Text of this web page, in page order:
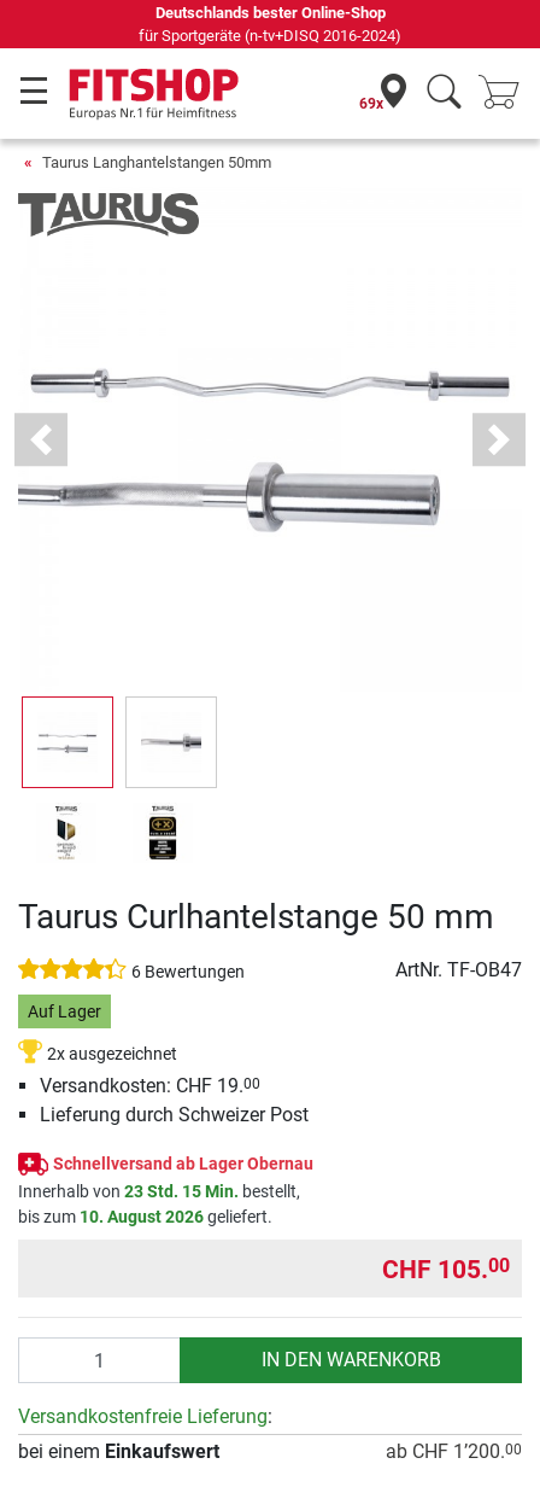
Seit 42 Jahren Ihr Experte für Heimfitness
69x
Taurus Langhantelstangen 50mm
Previous Next
Taurus Curlhantelstange 50 mm
6 Bewertungen ArtNr. TF-OB47
Auf Lager
2x ausgezeichnet
Versandkosten: CHF 19.00
Lieferung durch Schweizer Post
Schnellversand ab Lager Obernau
Innerhalb von 23 Std. 15 Min. bestellt,
bis zum 10. August 2026geliefert.
CHF 105.00
IN DEN WARENKORB
Versandkostenfreie Lieferung:
bei einem Einkaufswert ab CHF 1’200.00